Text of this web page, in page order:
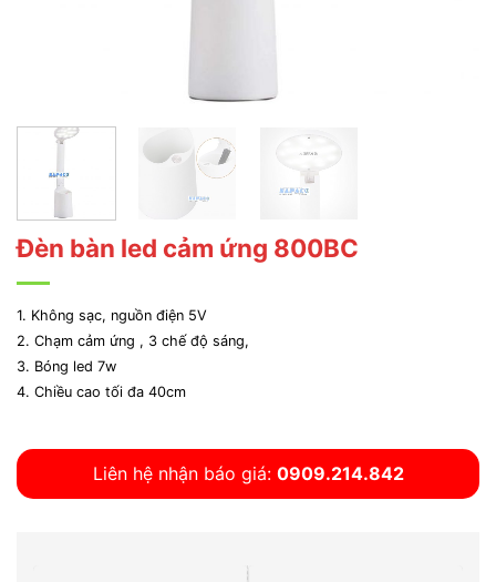
Đèn bàn led cảm ứng 800BC
1. Không sạc, nguồn điện 5V
2. Chạm cảm ứng , 3 chế độ sáng,
3. Bóng led 7w
4. Chiều cao tối đa 40cm
Liên hệ nhận báo giá: 0909.214.842